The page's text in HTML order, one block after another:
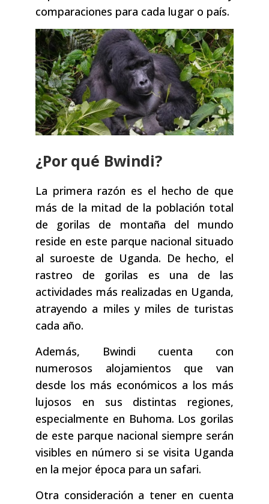
comparaciones para cada lugar o país.
¿Por qué Bwindi?
La primera razón es el hecho de que
más de la mitad de la población total
de gorilas de montaña del mundo
reside en este parque nacional situado
al suroeste de Uganda. De hecho, el
rastreo de gorilas es una de las
actividades más realizadas en Uganda,
atrayendo a miles y miles de turistas
cada año.
Además, Bwindi cuenta con
numerosos alojamientos que van
desde los más económicos a los más
lujosos en sus distintas regiones,
especialmente en Buhoma. Los gorilas
de este parque nacional siempre serán
visibles en número si se visita Uganda
en la mejor época para un safari.
Otra consideración a tener en cuenta